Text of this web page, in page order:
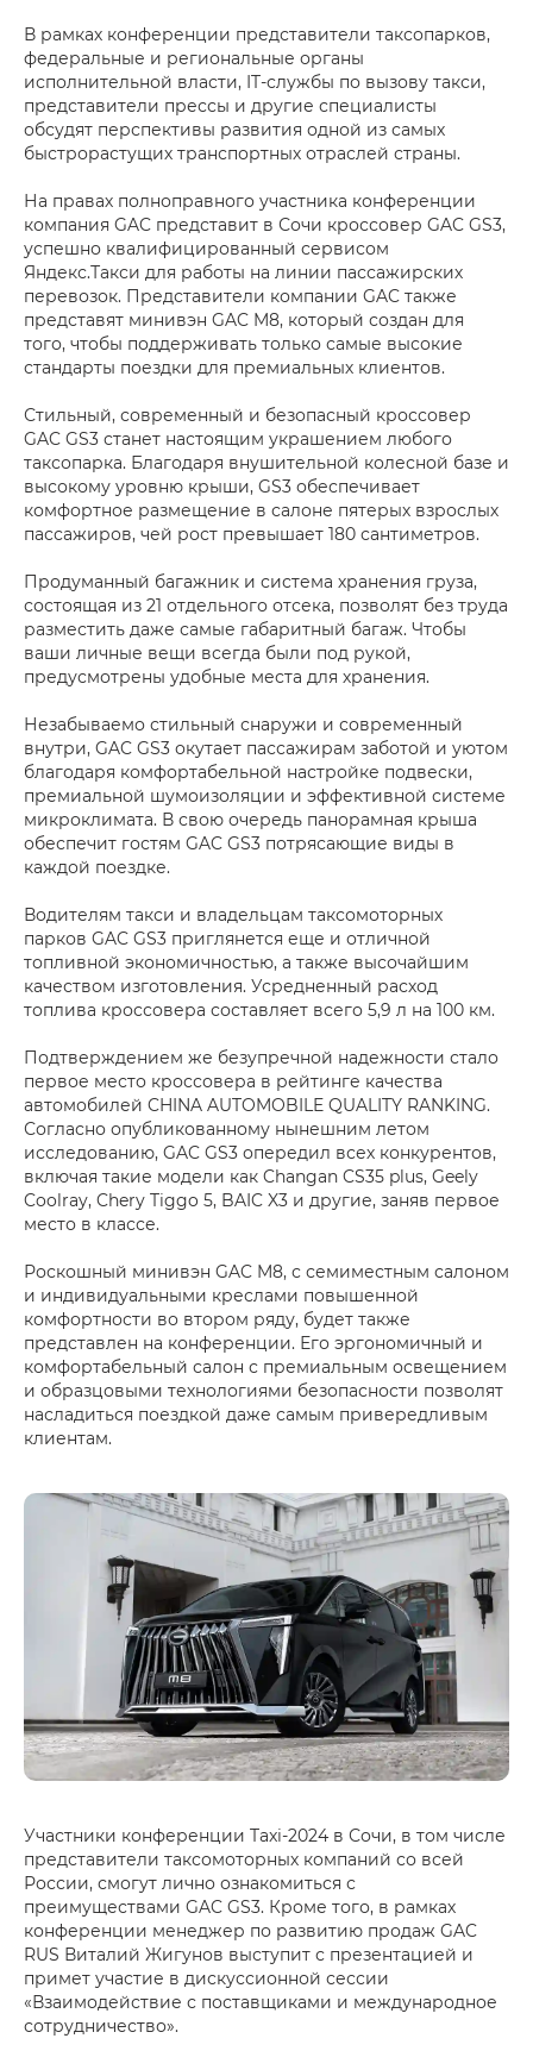
В рамках конференции представители таксопарков,
федеральные и региональные органы
исполнительной власти, IT-службы по вызову такси,
представители прессы и другие специалисты
обсудят перспективы развития одной из самых
быстрорастущих транспортных отраслей страны.
На правах полноправного участника конференции
компания GAC представит в Сочи кроссовер GAC GS3,
успешно квалифицированный сервисом
Яндекс.Такси для работы на линии пассажирских
перевозок. Представители компании GAC также
представят минивэн GAC M8, который создан для
того, чтобы поддерживать только самые высокие
стандарты поездки для премиальных клиентов.
Стильный, современный и безопасный кроссовер
GAC GS3 станет настоящим украшением любого
таксопарка. Благодаря внушительной колесной базе и
высокому уровню крыши, GS3 обеспечивает
комфортное размещение в салоне пятерых взрослых
пассажиров, чей рост превышает 180 сантиметров.
Продуманный багажник и система хранения груза,
состоящая из 21 отдельного отсека, позволят без труда
разместить даже самые габаритный багаж. Чтобы
ваши личные вещи всегда были под рукой,
предусмотрены удобные места для хранения.
Незабываемо стильный снаружи и современный
внутри, GAC GS3 окутает пассажирам заботой и уютом
благодаря комфортабельной настройке подвески,
премиальной шумоизоляции и эффективной системе
микроклимата. В свою очередь панорамная крыша
обеспечит гостям GAC GS3 потрясающие виды в
каждой поездке.
Водителям такси и владельцам таксомоторных
парков GAC GS3 приглянется еще и отличной
топливной экономичностью, а также высочайшим
качеством изготовления. Усредненный расход
топлива кроссовера составляет всего 5,9 л на 100 км.
Подтверждением же безупречной надежности стало
первое место кроссовера в рейтинге качества
автомобилей CHINA AUTOMOBILE QUALITY RANKING.
Согласно опубликованному нынешним летом
исследованию, GAC GS3 опередил всех конкурентов,
включая такие модели как Changan CS35 plus, Geely
Coolray, Chery Tiggo 5, BAIC X3 и другие, заняв первое
место в классе.
Роскошный минивэн GAC M8, с семиместным салоном
и индивидуальными креслами повышенной
комфортности во втором ряду, будет также
представлен на конференции. Его эргономичный и
комфортабельный салон с премиальным освещением
и образцовыми технологиями безопасности позволят
насладиться поездкой даже самым привередливым
клиентам.
Участники конференции Taxi-2024 в Сочи, в том числе
представители таксомоторных компаний со всей
России, смогут лично ознакомиться с
преимуществами GAC GS3. Кроме того, в рамках
конференции менеджер по развитию продаж GAC
RUS Виталий Жигунов выступит с презентацией и
примет участие в дискуссионной сессии
«Взаимодействие с поставщиками и международное
сотрудничество».